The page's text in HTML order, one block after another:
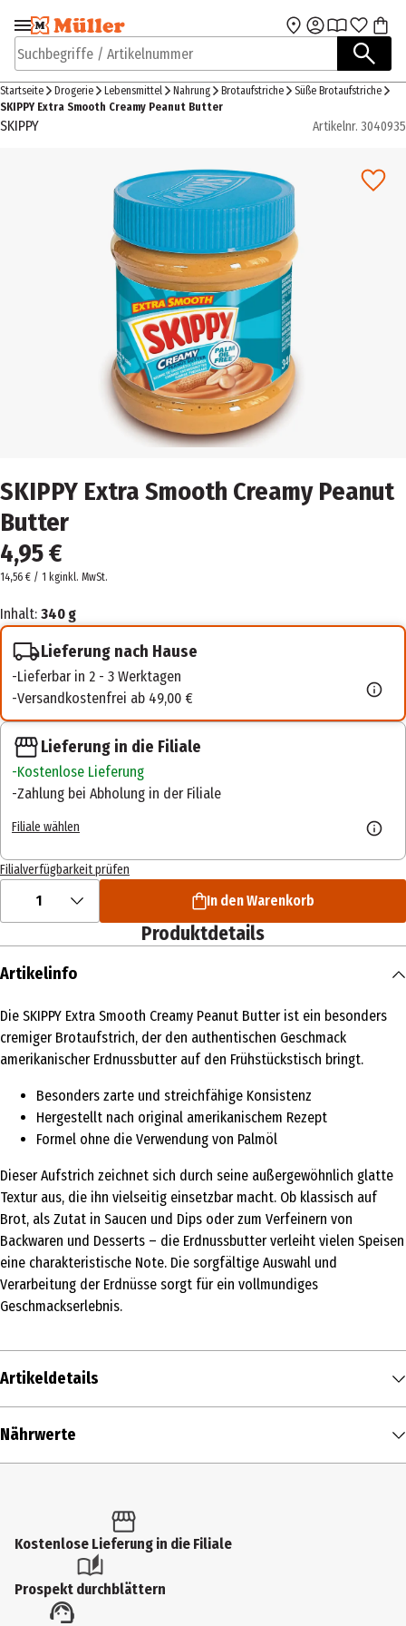
Zur Navigation
springen
Zum Hauptinhalt
Suchbegriffe / Artikelnummer
Startseite Drogerie Lebensmittel Nahrung Brotaufstriche
Süße Brotaufstriche
SKIPPY Extra Smooth Creamy Peanut Butter
SKIPPY Artikelnr. 3040935
SKIPPY Extra Smooth Creamy Peanut
Butter
4,95 €
14,56 € / 1 kginkl. MwSt.
Inhalt: 340 g
Lieferung nach Hause
Lieferbar in 2 - 3 Werktagen
Versandkostenfrei ab 49,00 €
Lieferung in die Filiale
Kostenlose Lieferung
Zahlung bei Abholung in der Filiale
Filiale wählen
Filialverfügbarkeit prüfen
1 In den Warenkorb
Produktdetails
Artikelinfo
Die SKIPPY Extra Smooth Creamy Peanut Butter ist ein besonders
cremiger Brotaufstrich, der den authentischen Geschmack
amerikanischer Erdnussbutter auf den Frühstückstisch bringt.
Besonders zarte und streichfähige Konsistenz
Hergestellt nach original amerikanischem Rezept
Formel ohne die Verwendung von Palmöl
Dieser Aufstrich zeichnet sich durch seine außergewöhnlich glatte
Textur aus, die ihn vielseitig einsetzbar macht. Ob klassisch auf
Brot, als Zutat in Saucen und Dips oder zum Verfeinern von
Backwaren und Desserts – die Erdnussbutter verleiht vielen Speisen
eine charakteristische Note. Die sorgfältige Auswahl und
Verarbeitung der Erdnüsse sorgt für ein vollmundiges
Geschmackserlebnis.
Artikeldetails
Inhalt
Zutaten
geröstete ERDNÜSSE (91%), Zucker, Rapsöl, Baumwollsamenöl, Salz
Eigenschaften
Nährwerte
Fett in g
- davon gesättigte Fettsäuren in g
Kohlenhydrate in g
Kostenlose Lieferung in die Filiale
Prospekt durchblättern